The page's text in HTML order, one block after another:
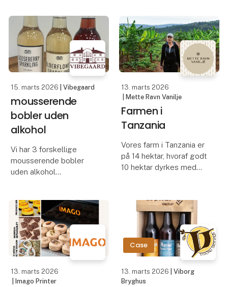
spændende nyhed til
vores sortimentet: Den
velkendte ekstra jomfru
olivenolie i ny praktisk
squeeze flaske. Flasken
klassisk græsk
olivenmix byder på en
smagfuld oplevelse,
hvor den velkendte
mørke Kala
15. marts 2026 | Vibegaard
mousserende
bobler uden
alkohol
Vi har 3 forskellige
mousserende bobler
uden alkohol
1 med stikkelsbær
1 med hyldeblomst
nyd et glas på terrassen
en varm sommerdag
uden at blive tung i
hovedet
13. marts 2026
| Mette Ravn Vanilje
Farmen i
Tanzania
Vores farm i Tanzania er
på 14 hektar, hvoraf godt
10 hektar dyrkes med
om få år vil producere
20-30 tons grønne
vaniljestænger. De bliver
til op mo
13. marts 2026
| Imago Printer
Case
13. marts 2026
| Viborg
Bryghus